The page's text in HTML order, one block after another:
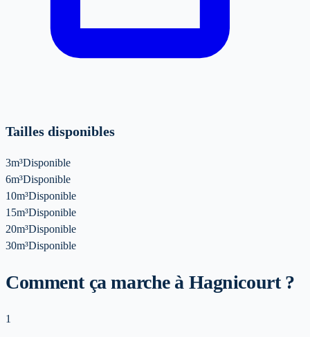
Tailles disponibles
3m³Disponible
6m³Disponible
10m³Disponible
15m³Disponible
20m³Disponible
30m³Disponible
Comment ça marche à Hagnicourt ?
1